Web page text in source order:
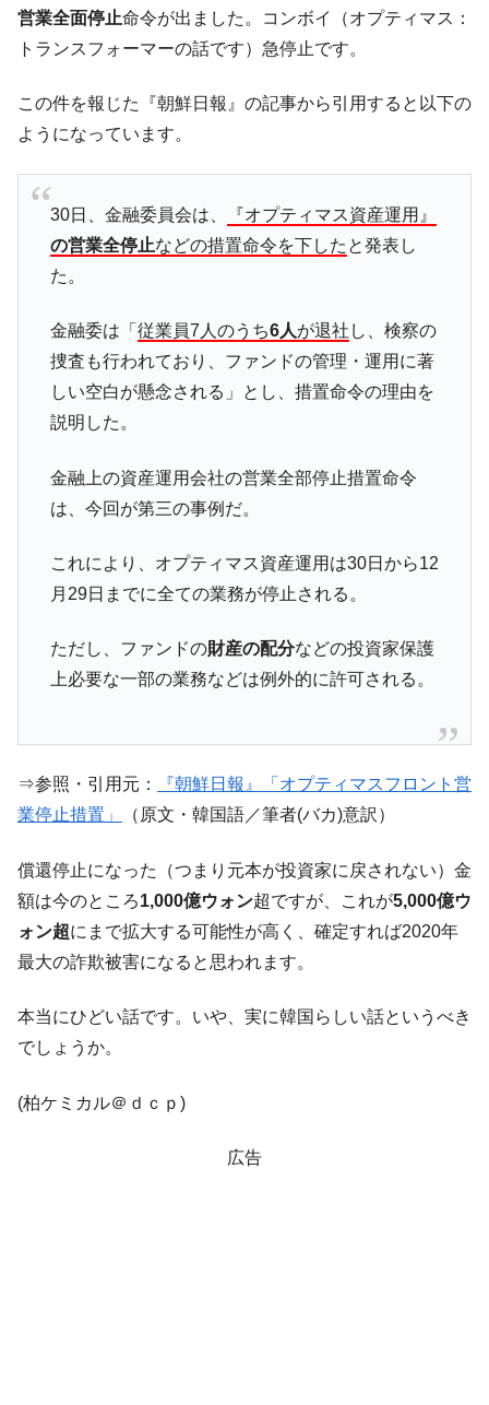
『Money1』
韓国･猛暑でソウル市全域「猛暑重大警報」
発令。李在明「猛暑・干ばつ対処状況点検会議」
『Money1』
【日本市場再挑戦中】韓国『現代自動車』
07月販売台数は去年のほぼ半分「71台」しか売れなかっ
た。『起亜』は9台だけ
『Money1』
ても」⇒ 257万人赦免したのに60万人がまた延滞者に転
『Money1』
『Money1』
韓国「2026年07月の輸出入」絶好調。半導
体だけで410億ドル、輸出全体の41％もある
『Money1』
韓国･李在明「青年層の雇用状況が悪い。せ
や、若者に起業させよう」⇒ どんな雇用対策だソレ。
ル。外平債の発行「19.4億ドル」
『Money1』
韓国「ここは北朝鮮なのか。選管がサーバ
『Money1』
韓国･李在明さっそく不動産対策で浅薄な発
言。
だ。
『Money1』
『韓国銀行』が「金の保有量を増やしま
韓国･外為取引量「1日当たり1,214.4億ド
ル」まで拡大 ⇒ 海外資金の動きに強く左右される状態
『Money1』
韓国･帰ってきた李在明。李在明を支持しな
『Money1』
韓国大統領府ボンクラ政策室長が告発され
た ⇒ 国家が行った恐るべき株価操作であり、空前の国政壟
断
『Money1』
韓国･警察職員が「丸刈りになって抗議活
『Money1』
中国だけが鉄鋼輸出を異常増加させる ⇒ 中
国の過剰生産が世界を蝕む。
種は全般的「不調」⇒ PSIが示す現況は決して良くない。
ン』1人当たり賠償10万ウォンを認定 ⇒ 総額3兆7,000億
営業全面停止命令が出ました。コンボイ（オプティマス：
トランスフォーマーの話です）急停止です。
この件を報じた『朝鮮日報』の記事から引用すると以下の
ようになっています。
30日、金融委員会は、
『オプティマス資産運用』
の営業全停止などの措置命令を下した と発表し
た。
金融委は「 従業員7人のうち6人が退社 し、検察の
捜査も行われており、ファンドの管理・運用に著
しい空白が懸念される」とし、措置命令の理由を
説明した。
金融上の資産運用会社の営業全部停止措置命令
は、今回が第三の事例だ。
これにより、オプティマス資産運用は30日から12
月29日までに全ての業務が停止される。
ただし、ファンドの財産の配分などの投資家保護
上必要な一部の業務などは例外的に許可される。
⇒参照・引用元：
『朝鮮日報』「オプティマスフロント営
業停止措置」
（原文・韓国語／筆者(バカ)意訳）
償還停止になった（つまり元本が投資家に戻されない）金
額は今のところ1,000億ウォン超ですが、これが5,000億ウ
ォン超にまで拡大する可能性が高く、確定すれば2020年
最大の詐欺被害になると思われます。
本当にひどい話です。いや、実に韓国らしい話というべき
でしょうか。
(柏ケミカル＠ｄｃｐ)
広告